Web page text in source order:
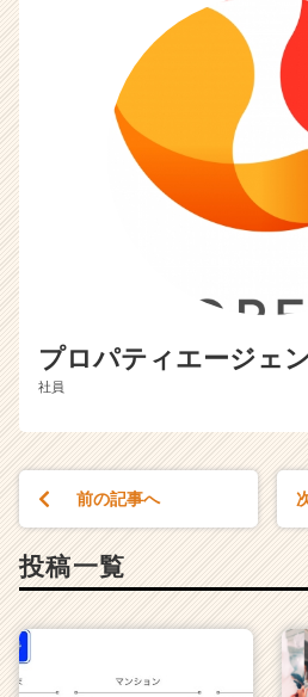
プロパティエージェ
社員
前の記事へ
投稿一覧